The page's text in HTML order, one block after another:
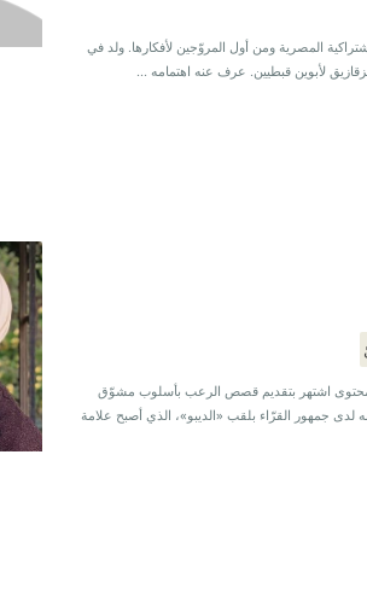
المصرية ومن أول المروّجين لأفكارها. ولد في
لأبوين قبطيين. عرف عنه اهتمامه ...
محتوى اشتهر بتقديم قصص الرعب بأسلوب مشوّق
جمهور القرّاء بلقب «الديبو»، الذي أصبح علامة